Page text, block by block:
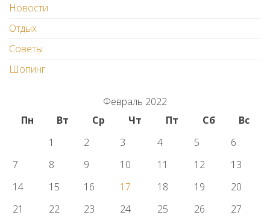
Новости
Отдых
Советы
Шопинг
Февраль 2022
Пн
Вт Ср Чт Пт Сб
Вс
1
2 3 4 5
6
7
8 9 10 11 12
13
14
15 16 17 18 19
20
21
22 23 24 25 26 27